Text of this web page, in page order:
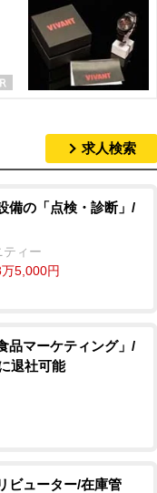
求人検索
備の「点検・診断」/
ィー
5,000円
品マーケティング」/
退社可能
ビューター/在庫管